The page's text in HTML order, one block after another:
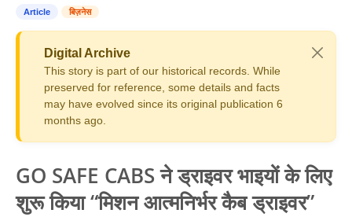
संपर्क करें
राजस्थान
खेल
शिक्षा
Article बिज़नेस
Digital Archive
This story is part of our historical records. While
preserved for reference, some details and facts
may have evolved since its original publication 6
months ago.
GO SAFE CABS ने ड्राइवर भाइयों के लिए
शुरू किया “मिशन आत्मनिर्भर कैब ड्राइवर”